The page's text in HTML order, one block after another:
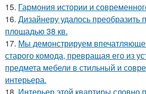
15. Гармония истории и
16. Дизайнеру удалось преобразить
площадью 38 кв.
17. Мы демонстрируем
старого комода, превращая его из
предмета мебели в стильный и
интерьера.